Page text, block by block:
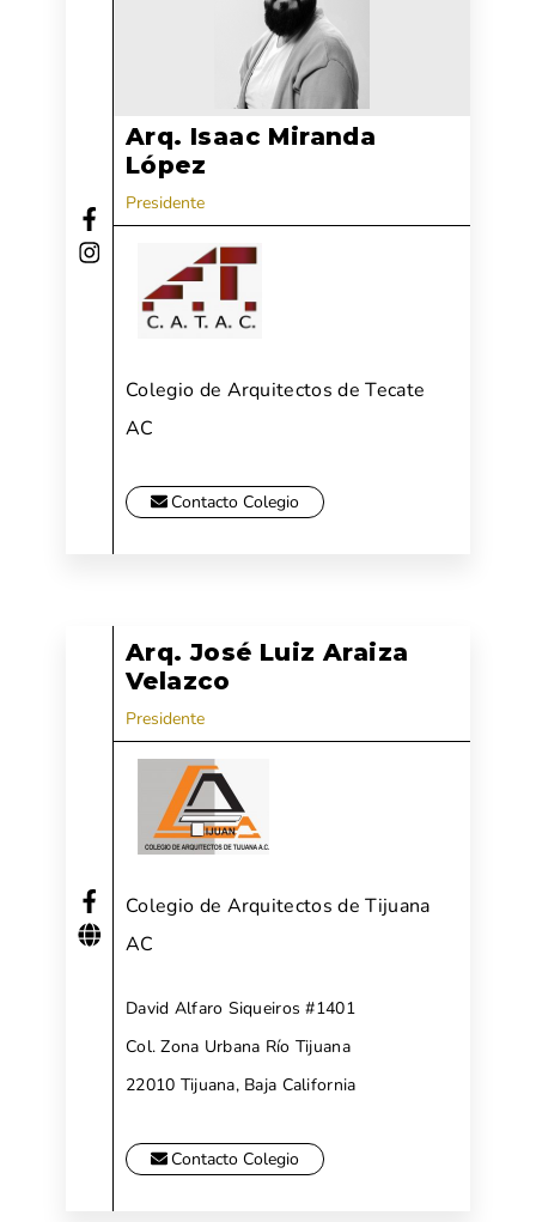
Arq. Isaac Miranda
López
Presidente
Colegio de Arquitectos de Tecate
AC
Contacto Colegio
Arq. José Luiz Araiza
Velazco
Presidente
Colegio de Arquitectos de Tijuana
AC
David Alfaro Siqueiros #1401
Col. Zona Urbana Río Tijuana
22010 Tijuana, Baja California
Contacto Colegio